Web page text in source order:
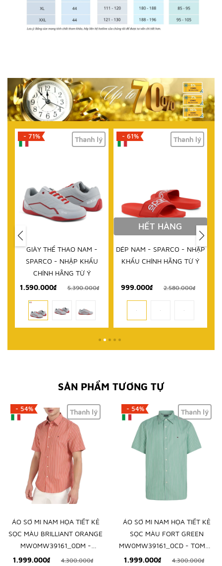
- 71% Thanh lý
GIÀY THỂ THAO NAM -
SPARCO - NHẬP KHẨU
CHÍNH HÃNG TỪ Ý
1.590.000₫
5.390.000₫
- 61% Thanh lý
HẾT HÀNG
DÉP NAM - SPARCO - NHẬP
KHẨU CHÍNH HÃNG TỪ Ý
999.000₫ 2.580.000₫
SẢN PHẨM TƯƠNG TỰ
- 54% Thanh lý
ÁO SƠ MI NAM HỌA TIẾT KẺ
SỌC MÀU BRILLIANT ORANGE
MW0MW39161_0DM -
TOMMY HILFIGER - NHẬP
1.999.000₫ 4.300.000₫
- 54% Thanh lý
ÁO SƠ MI NAM HỌA TIẾT KẺ
SỌC MÀU FORT GREEN
MW0MW39161_0CD - TOMMY
HILFIGER - NHẬP KHẨU CHÍNH
1.999.000₫ 4.300.000₫